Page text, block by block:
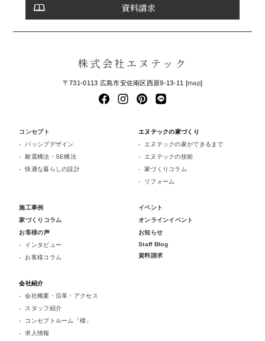
資料請求
株式会社エヌテック
〒731-0113 広島市安佐南区西原9-13-11 [map]
コンセプト
パッシブデザイン
耐震構法・SE構法
快適な暮らしの設計
エヌテックの家づくり
エヌテックの家ができるまで
エヌテックの技術
家づくりコラム
リフォーム
施工事例
家づくりコラム
お客様の声
インタビュー
お客様コラム
イベント
オンラインイベント
お知らせ
Staff Blog
資料請求
会社紹介
会社概要・沿革・アクセス
スタッフ紹介
コンセプトルーム「檪」
求人情報